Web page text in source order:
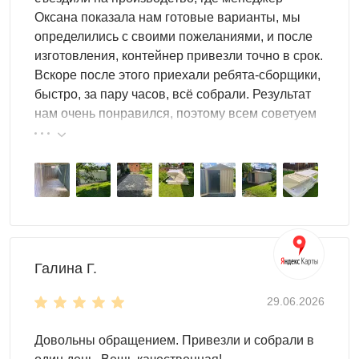
А если вы планируете использовать контейнер, чтобы
разместить в нем тяжелую технику, мы рекомендуем
усиленную конструкцию. Она оснащена
дополнительными ребрами жесткости, которые не дадут
сооружению погнуться или испортиться.
Контейнер от Skoggy можно использовать не только для
любое оборудование
В хозблоке можно хранить все, что угодно. Для
успешного размещения имущества и удобства
сэкономить пространство.
Оксана показала нам готовые варианты, мы
определились с своими пожеланиями, и после
изготовления, контейнер привезли точно в срок.
Вскоре после этого приехали ребята-сборщики,
быстро, за пару часов, всё собрали. Результат
нам очень понравился, поэтому всем советуем
эту фирму.
Галина Г.
29.06.2026
Довольны обращением. Привезли и собрали в